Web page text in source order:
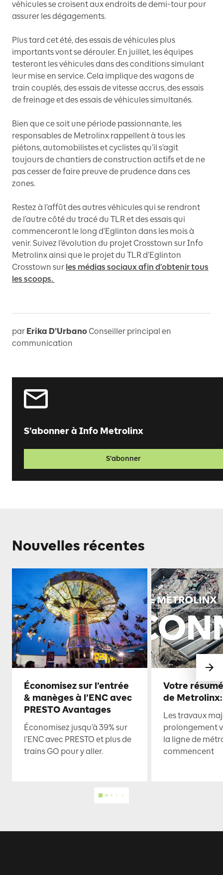
véhicules se croisent aux endroits de demi-tour pour
assurer les dégagements.
Plus tard cet été, des essais de véhicules plus
importants vont se dérouler. En juillet, les équipes
testeront les véhicules dans des conditions simulant
leur mise en service. Cela implique des wagons de
train couplés, des essais de vitesse accrus, des essais
de freinage et des essais de véhicules simultanés.
Bien que ce soit une période passionnante, les
responsables de Metrolinx rappellent à tous les
piétons, automobilistes et cyclistes qu’il s’agit
toujours de chantiers de construction actifs et de ne
pas cesser de faire preuve de prudence dans ces
zones.
Restez à l’affût des autres véhicules qui se rendront
de l’autre côté du tracé du TLR et des essais qui
commenceront le long d’Eglinton dans les mois à
venir. Suivez l’évolution du projet Crosstown sur Info
Metrolinx ainsi que le projet du TLR d’Eglinton
Crosstown sur les médias sociaux afin d’obtenir tous
les scoops.
par Erika D’Urbano Conseiller principal en
communication
S’abonner à Info Metrolinx
S’abonner
Nouvelles récentes
Économisez sur l’entrée
& manèges à l’ENC avec
PRESTO Avantages
Économisez jusqu’à 39% sur
l’ENC avec PRESTO et plus de
trains GO pour y aller.
Votre
de
Les travaux
prolongement
la ligne de
commencent